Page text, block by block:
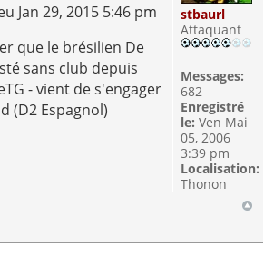
Jan 29, 2015 5:46 pm
que le brésilien De
sans club depuis
- vient de s'engager
(D2 Espagnol)
stbaurl
Attaquant
Messages:
682
Enregistré
le: Ven Mai
05, 2006
3:39 pm
Localisation:
Thonon